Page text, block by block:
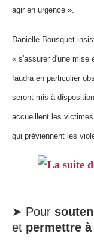
agir en urgence ».
Danielle Bousquet
« s'assurer d'une mise
faudra en particulier
seront mis à
accueillent les
qui préviennent les
La suite
➤ Pour
et permettre